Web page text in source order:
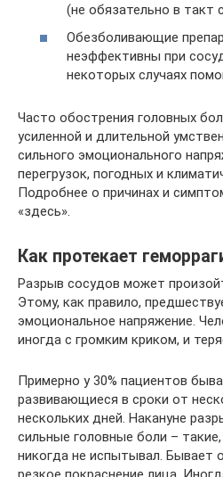
(не обязательно в такт
Обезболивающие
неэффективны при
некоторых случаях
Часто обострения головных
усиленной и длительной
сильного эмоционального
перегрузок, погодных и
Подробнее о причинах и
«здесь».
Как протекает
Разрыв сосудов может
Этому, как правило,
эмоциональное напряжение.
иногда с громким криком, и
Примерно у 30% пациентов
развивающиеся в сроки от
нескольких дней. Накануне
сильные головные боли –
никогда не испытывал. Бывает